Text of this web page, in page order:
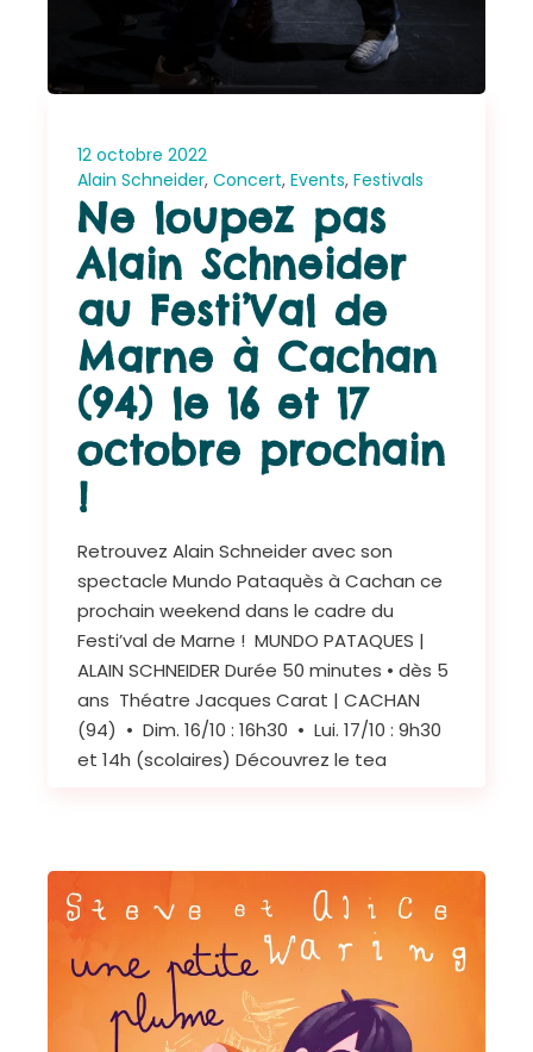
12 octobre 2022
Alain Schneider,Concert,Events,Festivals
Ne loupez pas
Alain Schneider
au Festi’Val de
Marne à Cachan
(94) le 16 et 17
octobre prochain
!
Retrouvez Alain Schneider avec son
spectacle Mundo Pataquès à Cachan ce
prochain weekend dans le cadre du
Festi’val de Marne ! MUNDO PATAQUES |
ALAIN SCHNEIDER Durée 50 minutes • dès 5
ans Théatre Jacques Carat | CACHAN
(94) • Dim. 16/10 : 16h30 • Lui. 17/10 : 9h30
et 14h (scolaires) Découvrez le tea